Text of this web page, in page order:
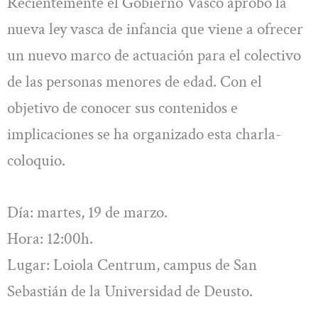
nueva ley vasca de infancia que viene a ofrecer
un nuevo marco de actuación para el colectivo
de las personas menores de edad. Con el
objetivo de conocer sus contenidos e
implicaciones se ha organizado esta charla-
coloquio.
Día: martes, 19 de marzo.
Hora: 12:00h.
Lugar: Loiola Centrum, campus de San
Sebastián de la Universidad de Deusto.